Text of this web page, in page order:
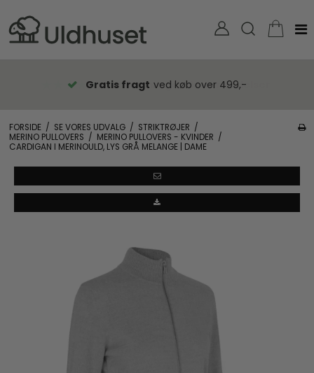
Gratis fragt ved køb over 499,-
FORSIDE / SE VORES UDVALG / STRIKTRØJER /
MERINO PULLOVERS / MERINO PULLOVERS - KVINDER /
CARDIGAN I MERINOULD, LYS GRÅ MELANGE | DAME